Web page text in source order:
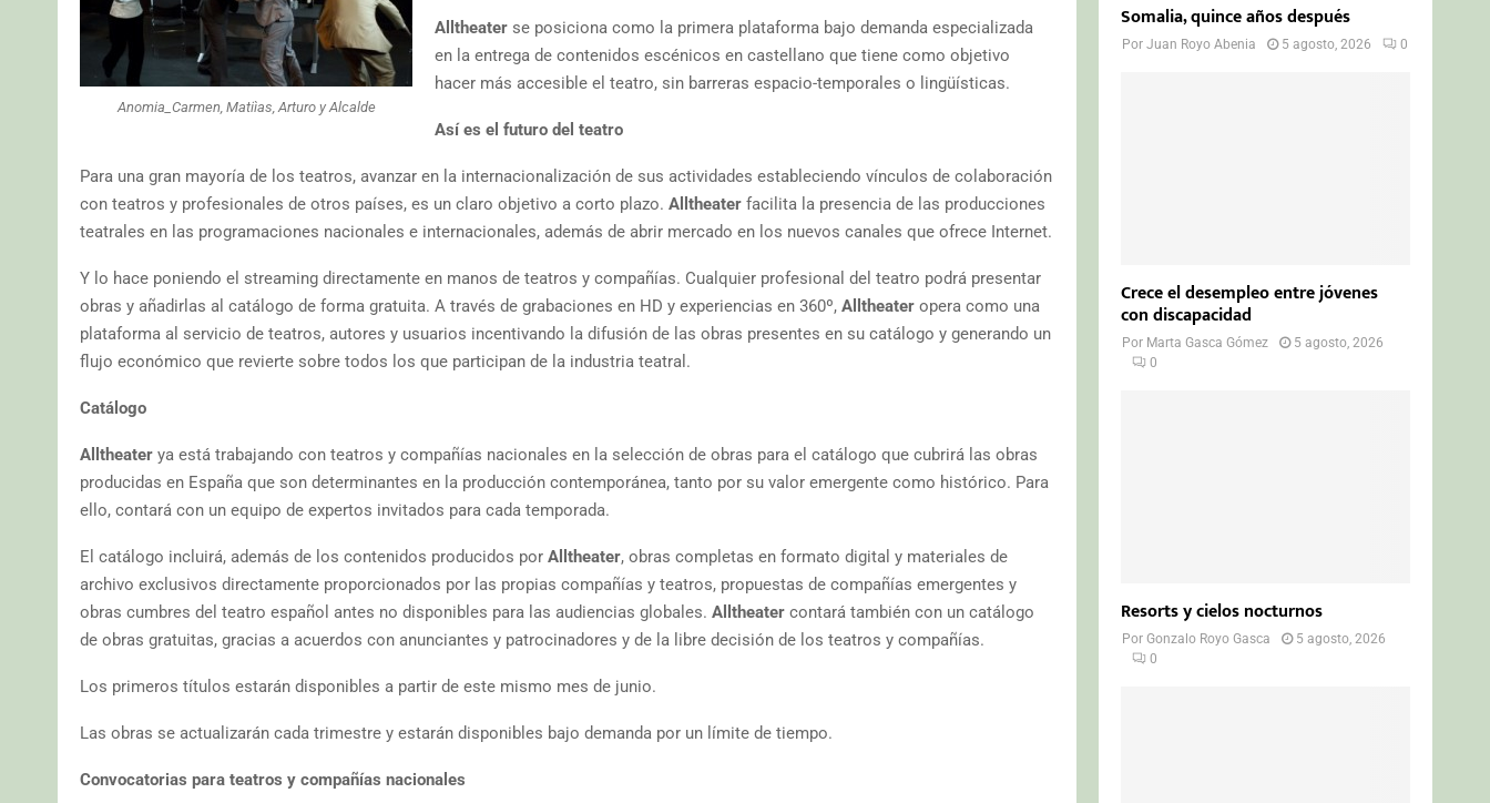
Anomia_Carmen, Matiìas, Arturo y Alcalde
Alltheaterse posiciona como la primera plataforma bajo demanda especializada
en la entrega de contenidos escénicos en castellano que tiene como objetivo
hacer más accesible el teatro, sin barreras espacio-temporales o lingüísticas.
Así es el futuro del teatro
Para una gran mayoría de los teatros, avanzar en la internacionalización de sus actividades estableciendo vínculos de colaboración
con teatros y profesionales de otros países, es un claro objetivo a corto plazo. Alltheater facilita la presencia de las producciones
teatrales en las programaciones nacionales e internacionales, además de abrir mercado en los nuevos canales que ofrece Internet.
Y lo hace poniendo el streaming directamente en manos de teatros y compañías. Cualquier profesional del teatro podrá presentar
obras y añadirlas al catálogo de forma gratuita. A través de grabaciones en HD y experiencias en 360º, Alltheater opera como una
plataforma al servicio de teatros, autores y usuarios incentivando la difusión de las obras presentes en su catálogo y generando un
flujo económico que revierte sobre todos los que participan de la industria teatral.
Catálogo
Alltheater ya está trabajando con teatros y compañías nacionales en la selección de obras para el catálogo que cubrirá las obras
producidas en España que son determinantes en la producción contemporánea, tanto por su valor emergente como histórico. Para
ello, contará con un equipo de expertos invitados para cada temporada.
El catálogo incluirá, además de los contenidos producidos por Alltheater, obras completas en formato digital y materiales de
archivo exclusivos directamente proporcionados por las propias compañías y teatros, propuestas de compañías emergentes y
obras cumbres del teatro español antes no disponibles para las audiencias globales. Alltheater contará también con un catálogo
de obras gratuitas, gracias a acuerdos con anunciantes y patrocinadores y de la libre decisión de los teatros y compañías.
Los primeros títulos estarán disponibles a partir de este mismo mes de junio.
Las obras se actualizarán cada trimestre y estarán disponibles bajo demanda por un límite de tiempo.
Convocatorias para teatros y compañías nacionales
Somalia, quince años después
PorJuan Royo Abenia 5 agosto, 2026 0
Crece el desempleo entre jóvenes
con discapacidad
Por Marta Gasca Gómez
5 agosto, 2026
0
Resorts y cielos nocturnos
PorGonzalo Royo Gasca
5 agosto, 2026
0